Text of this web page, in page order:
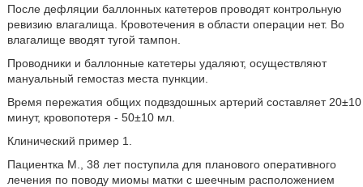
После дефляции баллонных катетеров проводят контрольную
ревизию влагалища. Кровотечения в области операции нет. Во
влагалище вводят тугой тампон.
Проводники и баллонные катетеры удаляют, осуществляют
мануальный гемостаз места пункции.
Время пережатия общих подвздошных артерий составляет 20±10
минут, кровопотеря - 50±10 мл.
Клинический пример 1.
Пациентка М., 38 лет поступила для планового оперативного
лечения по поводу миомы матки с шеечным расположением